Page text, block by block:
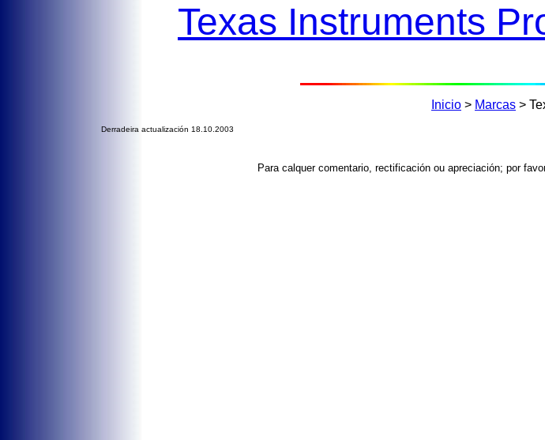
Texas Instruments
Inicio > Marcas >
Derradeira actualización 18.10.2003
Para calquer comentario, rectificación ou apreciación; por